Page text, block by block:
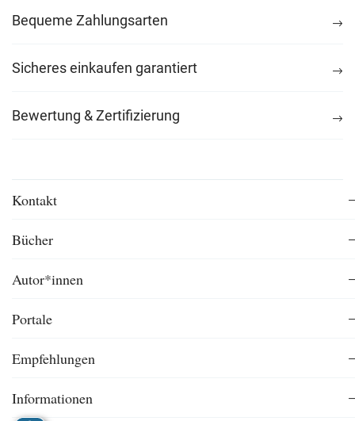
Bequeme Zahlungsarten
Sicheres einkaufen garantiert
Bewertung & Zertifizierung
Kontakt
Bücher
Autor*innen
Portale
Empfehlungen
Informationen